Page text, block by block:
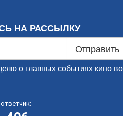
НА РАССЫЛКУ
Отправить
о главных событиях кино во